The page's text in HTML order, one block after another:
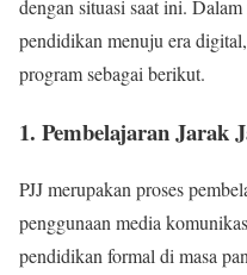
dengan situasi saat ini.
pendidikan menuju era
program sebagai berikut.
1. Pembelajaran Jarak
PJJ merupakan proses
penggunaan media
pendidikan formal di masa